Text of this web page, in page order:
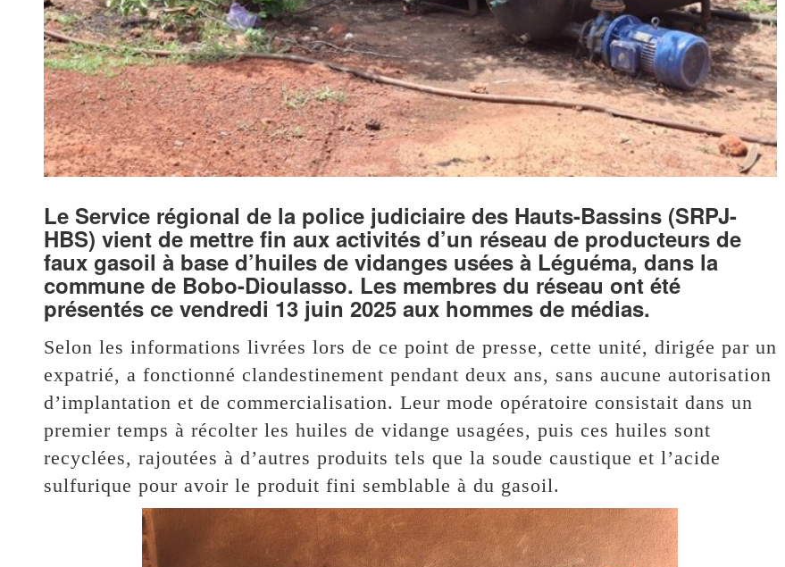
Le Service régional de la police judiciaire des Hauts-Bassins (SRPJ-
HBS) vient de mettre fin aux activités d’un réseau de producteurs de
faux gasoil à base d’huiles de vidanges usées à Léguéma, dans la
commune de Bobo-Dioulasso. Les membres du réseau ont été
présentés ce vendredi 13 juin 2025 aux hommes de médias.
Selon les informations livrées lors de ce point de presse, cette unité, dirigée par un
expatrié, a fonctionné clandestinement pendant deux ans, sans aucune autorisation
d’implantation et de commercialisation. Leur mode opératoire consistait dans un
premier temps à récolter les huiles de vidange usagées, puis ces huiles sont
recyclées, rajoutées à d’autres produits tels que la soude caustique et l’acide
sulfurique pour avoir le produit fini semblable à du gasoil.